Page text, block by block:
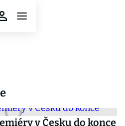
v Česku do konce